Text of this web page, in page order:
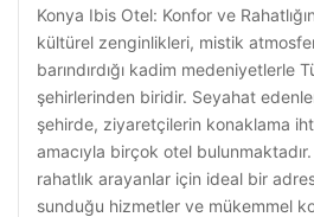
Konya Ibis Otel: Konfor ve
kültürel zenginlikleri, mistik
barındırdığı kadim medeniyetlerle
şehirlerinden biridir. Seyahat
şehirde, ziyaretçilerin konaklama
amacıyla birçok otel
rahatlık arayanlar için ideal bir
sunduğu hizmetler ve mükemmel